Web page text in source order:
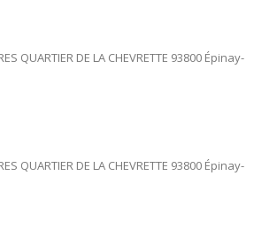
QUARTIER DE LA CHEVRETTE 93800 Épinay-
QUARTIER DE LA CHEVRETTE 93800 Épinay-